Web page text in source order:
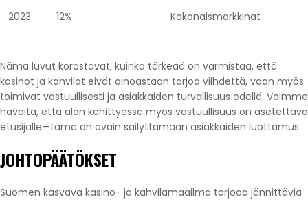
2023 12% Kokonaismarkkinat
Nämä luvut korostavat, kuinka tärkeää on varmistaa, että
kasinot ja kahvilat eivät ainoastaan tarjoa viihdettä, vaan myös
toimivat vastuullisesti ja asiakkaiden turvallisuus edellä. Voimme
havaita, että alan kehittyessä myös vastuullisuus on asetettava
etusijalle—tämä on avain säilyttämään asiakkaiden luottamus.
JOHTOPÄÄTÖKSET
Suomen kasvava kasino- ja kahvilamaailma tarjoaa jännittäviä